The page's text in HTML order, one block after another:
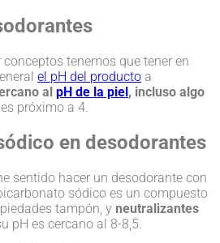
tenemos que tener en
el pH del producto a
al pH de la piel , incluso algo
próximo a 4.
en desodorantes
sentido hacer un desodorante con
sódico es un compuesto
tampón, y neutralizantes
pH es cercano al 8-8,5.